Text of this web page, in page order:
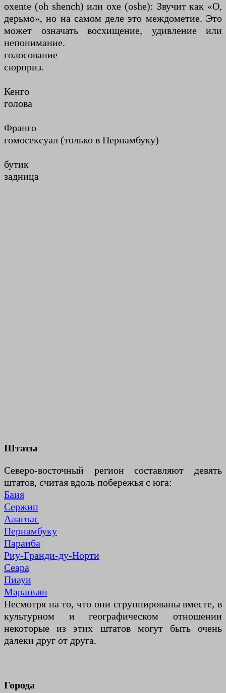
oxente (oh shench) или oxe (oshe): Звучит как «О,
дерьмо», но на самом деле это междометие. Это
может означать восхищение, удивление или
непонимание.
голосование
сюрприз.
Кенго
голова
Франго
гомосексуал (только в Пернамбуку)
бутик
задница
Штаты
Северо-восточный регион составляют девять
штатов, считая вдоль побережья с юга:
Баия
Сержип
Алагоас
Пернамбуку
Параиба
Риу-Гранди-ду-Норти
Сеара
Пиауи
Мараньян
Несмотря на то, что они сгруппированы вместе, в
культурном и географическом отношении
некоторые из этих штатов могут быть очень
далеки друг от друга.
Города